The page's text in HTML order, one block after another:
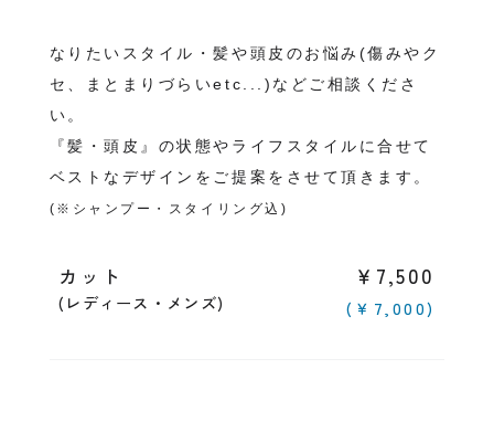
なりたいスタイル・髪や頭皮のお悩み(傷みやク
セ、まとまりづらいetc...)などご相談くださ
い。
『髪・頭皮』の状態やライフスタイルに合せて
ベストなデザインをご提案をさせて頂きます。
(※シャンプー・スタイリング込)
カット
(レディース・メンズ)
￥7,500
(￥7,000)